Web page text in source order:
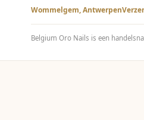
Wommelgem, Antwerpen
Belgium Oro Nails is een